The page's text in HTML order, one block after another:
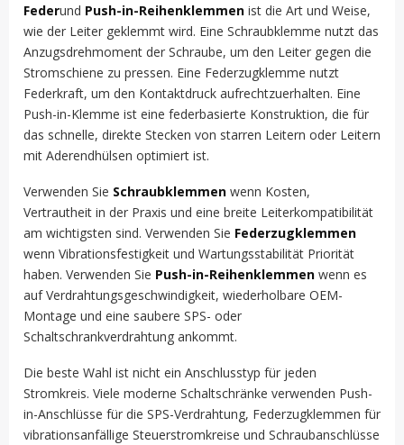
Federund Push-in-Reihenklemmen ist die Art und Weise,
wie der Leiter geklemmt wird. Eine Schraubklemme nutzt das
Anzugsdrehmoment der Schraube, um den Leiter gegen die
Stromschiene zu pressen. Eine Federzugklemme nutzt
Federkraft, um den Kontaktdruck aufrechtzuerhalten. Eine
Push-in-Klemme ist eine federbasierte Konstruktion, die für
das schnelle, direkte Stecken von starren Leitern oder Leitern
mit Aderendhülsen optimiert ist.
Verwenden Sie Schraubklemmen wenn Kosten,
Vertrautheit in der Praxis und eine breite Leiterkompatibilität
am wichtigsten sind. Verwenden Sie Federzugklemmen
wenn Vibrationsfestigkeit und Wartungsstabilität Priorität
haben. Verwenden Sie Push-in-Reihenklemmen wenn es
auf Verdrahtungsgeschwindigkeit, wiederholbare OEM-
Montage und eine saubere SPS- oder
Schaltschrankverdrahtung ankommt.
Die beste Wahl ist nicht ein Anschlusstyp für jeden
Stromkreis. Viele moderne Schaltschränke verwenden Push-
in-Anschlüsse für die SPS-Verdrahtung, Federzugklemmen für
vibrationsanfällige Steuerstromkreise und Schraubanschlüsse